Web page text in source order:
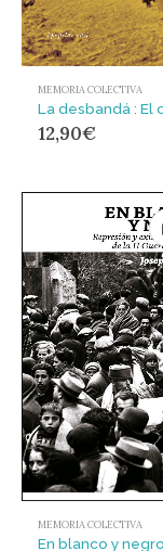
MEMORIA COLECTIVA
12,90€
MEMORIA COLECTIVA